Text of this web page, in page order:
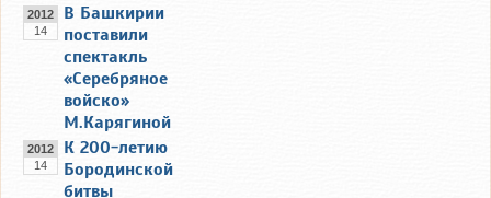
2012
14
В Башкирии
поставили
спектакль
«Серебряное
войско»
М.Карягиной
2012
14
К 200-летию
Бородинской
битвы